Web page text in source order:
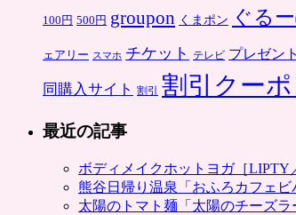
100円 500円 groupon くまポン ぐる
ェアリー スマホ チケット テレビ プレゼント
同購入サイト 割引 割引クー
最近の記事
ボディメイクホットヨガ［
熊谷日帰り温泉「おふろカフェ
太陽のトマト麺「太陽のチーズ